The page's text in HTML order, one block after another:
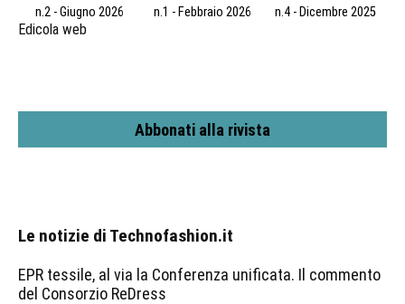
n.2 - Giugno 2026 n.1 - Febbraio 2026 n.4 - Dicembre 2025
Edicola web
Abbonati alla rivista
Le notizie di Technofashion.it
EPR tessile, al via la Conferenza unificata. Il commento
del Consorzio ReDress